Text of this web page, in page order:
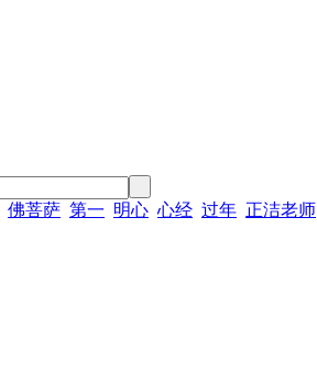
佛菩萨 第一 明心 心经 过年 正洁老师